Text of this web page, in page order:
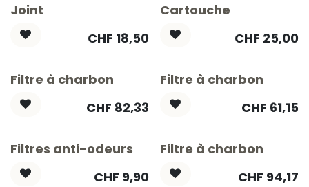
Joint
CHF 18,50
Cartouche
CHF 25,00
Filtre à charbon
CHF 82,33
Filtre à charbon
CHF 61,15
Filtres anti-odeurs
CHF 9,90
Filtre à charbon
CHF 94,17